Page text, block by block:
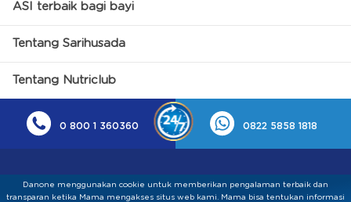
ASI terbaik bagi bayi
Tentang Sarihusada
Tentang Nutriclub
0 800 1 360360 0822 5858 1818
Danone menggunakan cookie untuk memberikan pengalaman terbaik dan
transparan ketika Mama mengakses situs web kami. Mama bisa tentukan informasi